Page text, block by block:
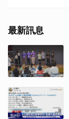
最新訊息